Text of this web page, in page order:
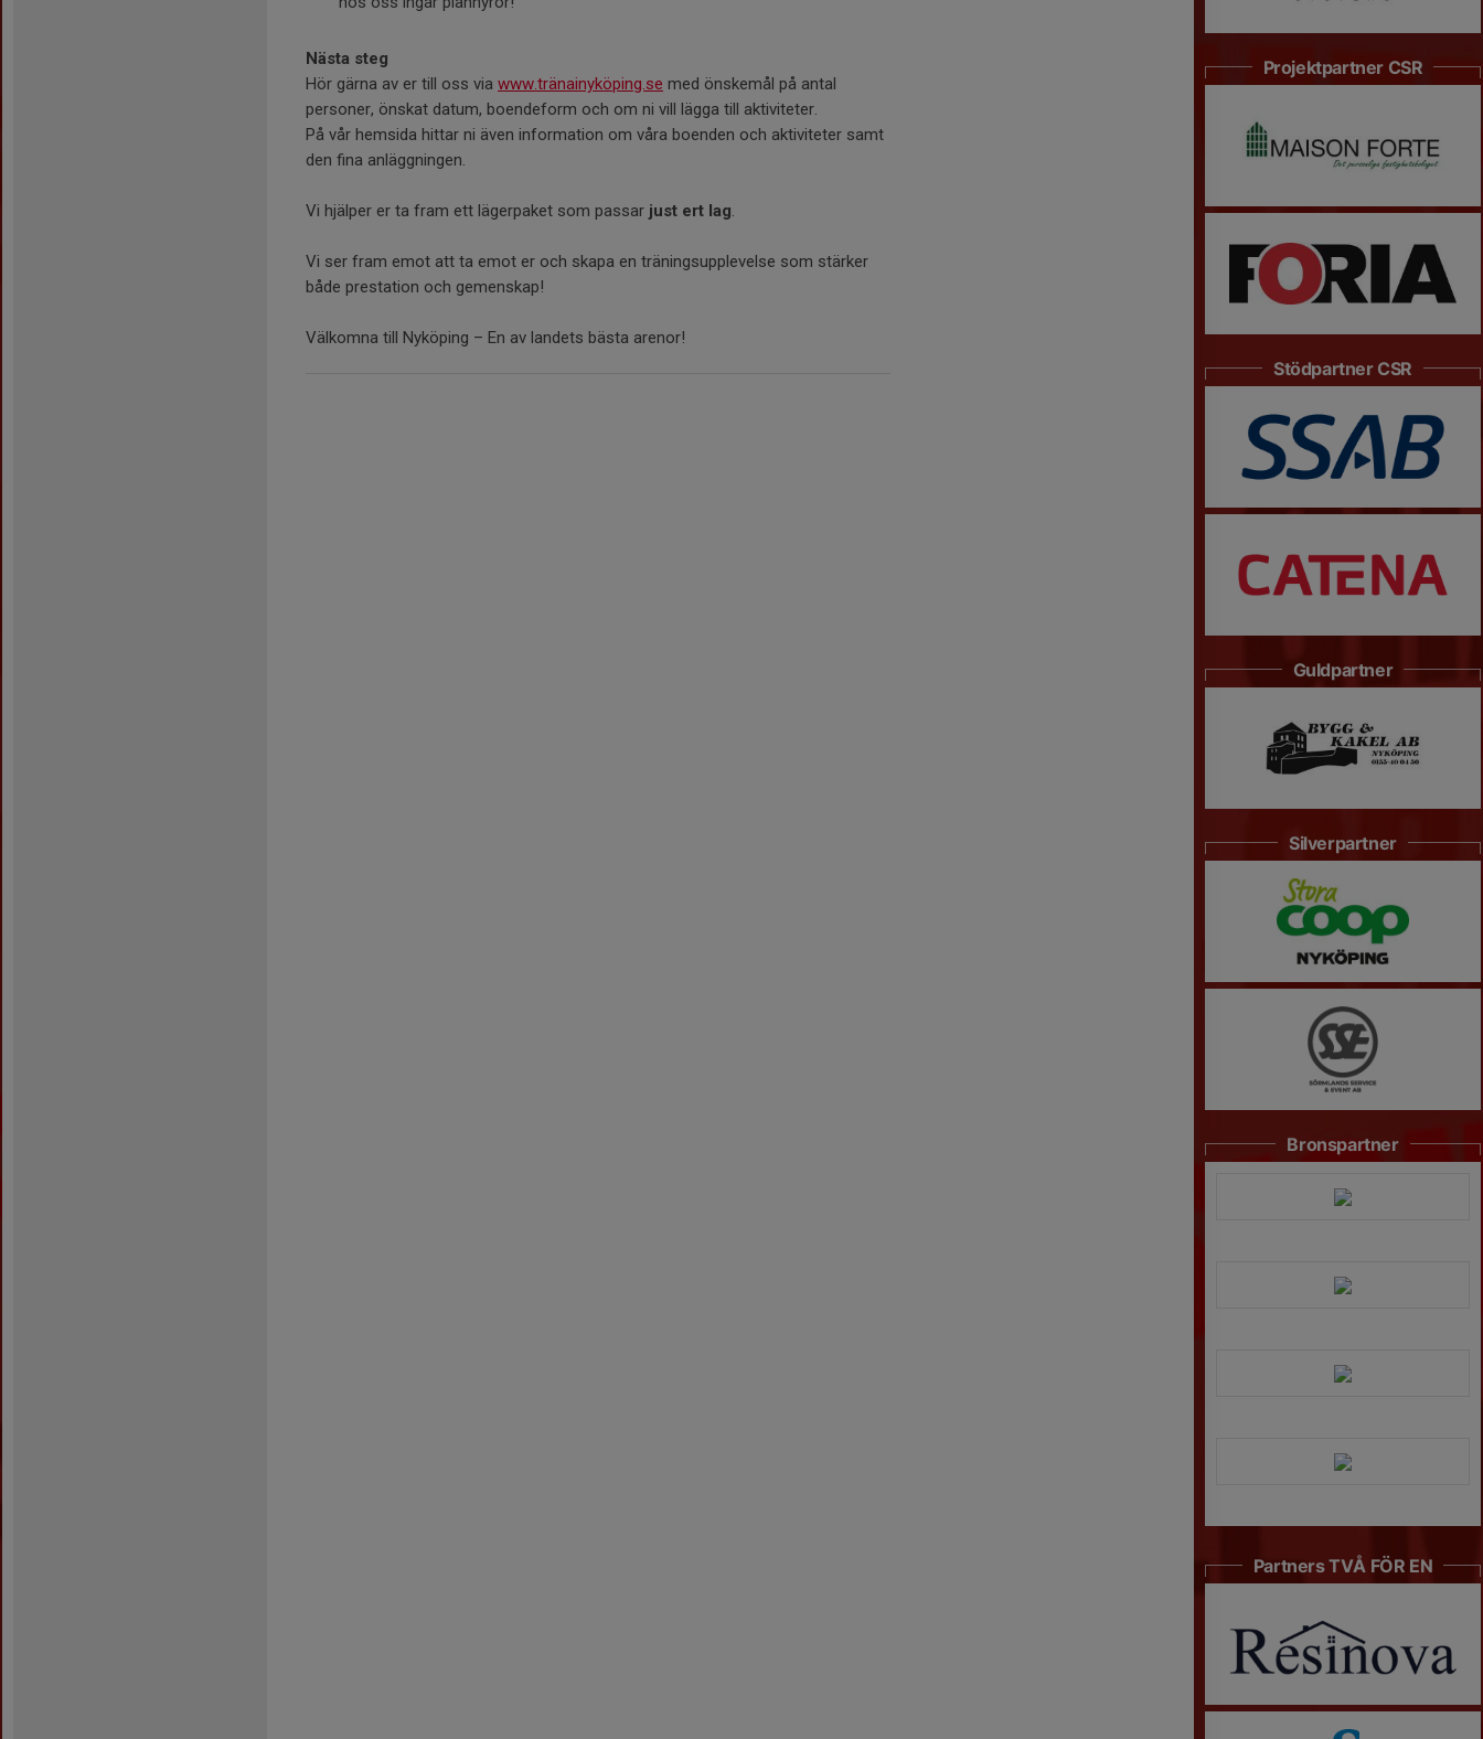
Nästa steg
Hör gärna av er till oss via www.tränainyköping.se med önskemål på antal
personer, önskat datum, boendeform och om ni vill lägga till aktiviteter.
På vår hemsida hittar ni även information om våra boenden och aktiviteter samt
den fina anläggningen.
Vi hjälper er ta fram ett lägerpaket som passar just ert lag.
Vi ser fram emot att ta emot er och skapa en träningsupplevelse som stärker
både prestation och gemenskap!
Välkomna till Nyköping – En av landets bästa arenor!
Projektpartner CSR
Stödpartner CSR
Guldpartner
Silverpartner
Bronspartner
Partners TVÅ FÖR EN